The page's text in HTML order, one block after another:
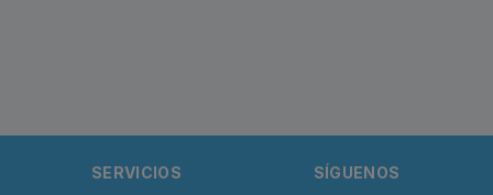
SERVICIOS
SÍGUENOS